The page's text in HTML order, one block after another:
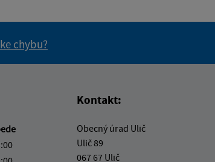
chybu?
Kontakt:
Obecný úrad Ulič
Ulič 89
067 67 Ulič